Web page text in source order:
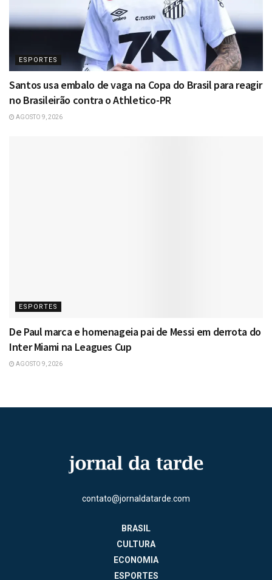
ESPORTES
Santos usa embalo de vaga na Copa do Brasil para reagir
no Brasileirão contra o Athletico-PR
AGOSTO 9, 2026
ESPORTES
De Paul marca e homenageia pai de Messi em derrota do
Inter Miami na Leagues Cup
AGOSTO 9, 2026
contato@jornaldatarde.com
BRASIL
CULTURA
ECONOMIA
ESPORTES